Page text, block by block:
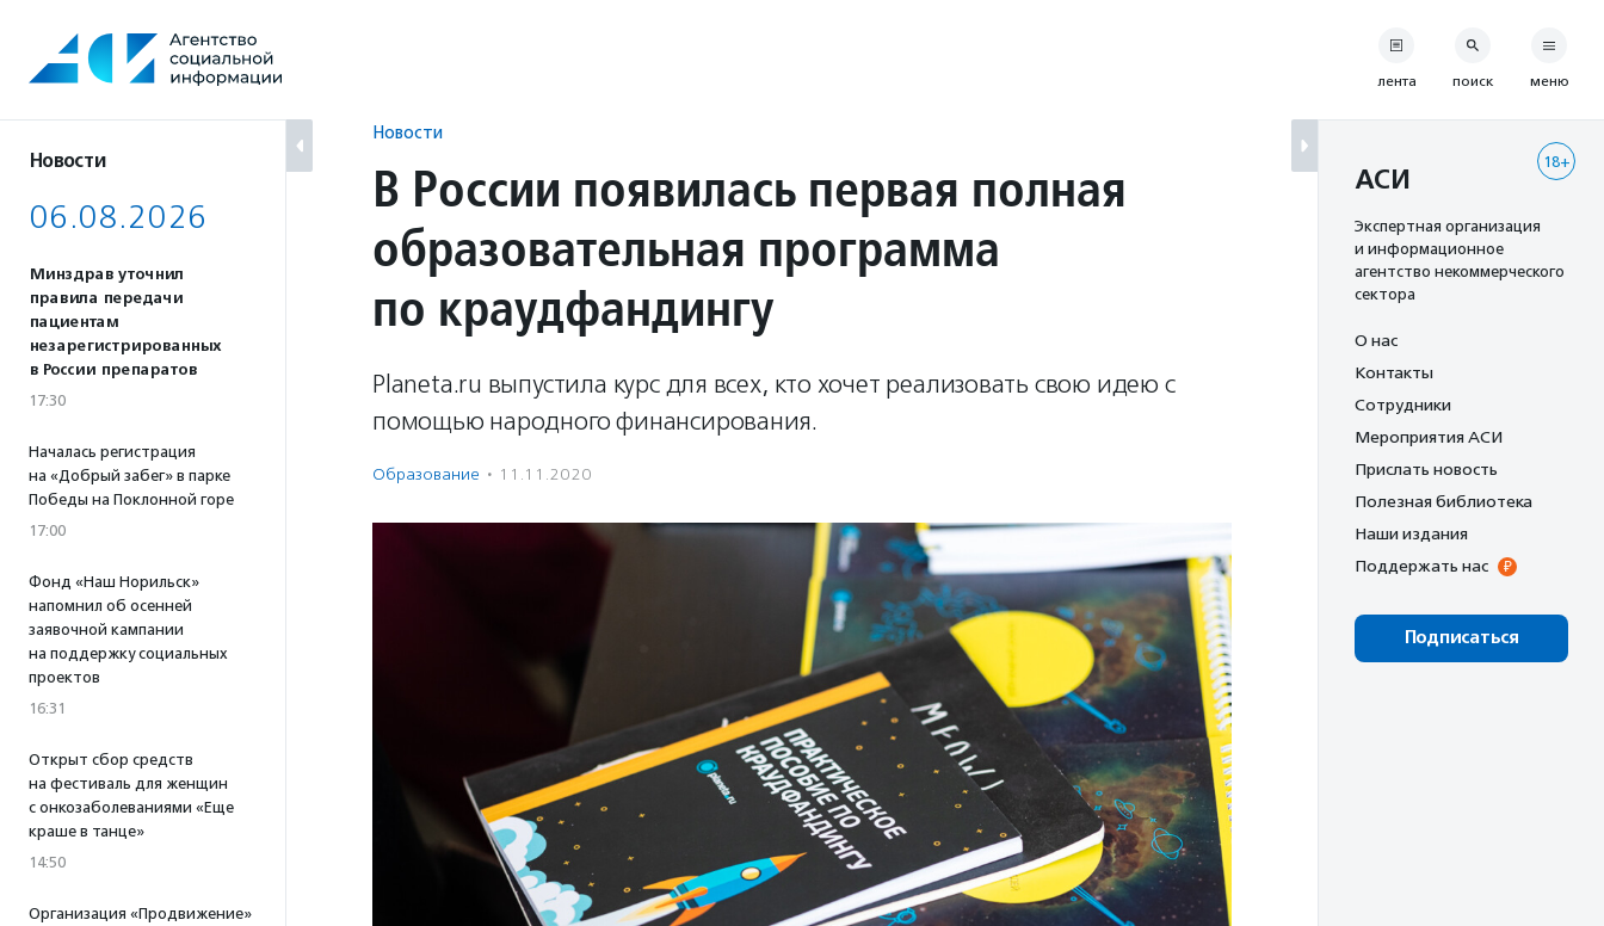
содержанию
Новости
06.08.2026
Минздрав уточнил
правила передачи
пациентам
незарегистрированных
в России препаратов
17:30
Началась регистрация
на «Добрый забег» в парке
Победы на Поклонной горе
17:00
Фонд «Наш Норильск»
напомнил об осенней
заявочной кампании
на поддержку социальных
проектов
16:31
Открыт сбор средств
на фестиваль для женщин
с онкозаболеваниями «Еще
краше в танце»
14:50
Организация «Продвижение»
Новости
В России появилась первая полная
образовательная программа
по краудфандингу
Planeta.ru выпустила курс для всех, кто хочет реализовать свою идею с
помощью народного финансирования.
Образование · 11.11.2020
лента поиск меню
18+
АСИ
Экспертная организация
и информационное
агентство некоммерческого
сектора
О нас
Контакты
Сотрудники
Мероприятия АСИ
Прислать новость
Полезная библиотека
Наши издания
Поддержать нас
Подписаться